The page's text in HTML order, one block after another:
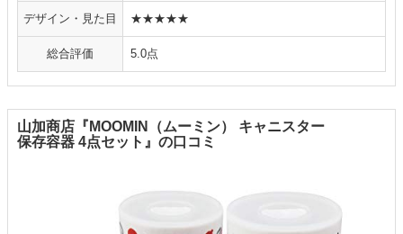
デザイン・見た目 ★★★★★
総合評価 5.0点
山加商店『MOOMIN（ムーミン） キャニスター
保存容器 4点セット』の口コミ